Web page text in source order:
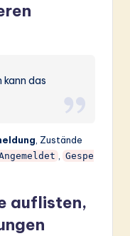
kann das
, Zustände
Gespe
auflisten,